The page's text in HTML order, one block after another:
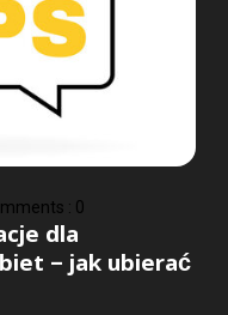
: 0
dla
– jak ubierać